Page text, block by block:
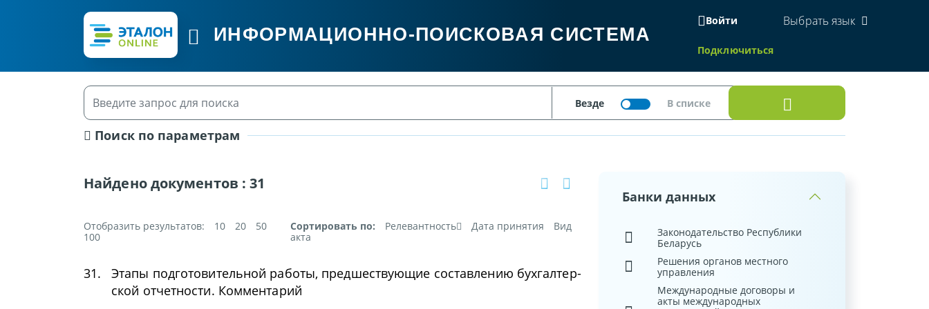
ИНФОРМАЦИОННО-ПОИСКОВАЯ СИСТЕМА
Войти
Подключиться
Выбрать язык
Поиск по параметрам
Найдено документов :31
Отобразить результатов: 10 20
50
100
Сортировать по: Релевантность Дата принятия
Вид
акта
31.
Этапы подготовительной работы, предшествующие составлению бухгалтер-
ской отчетности. Комментарий
Банки данных
Законодательство Республики
Беларусь
Решения органов местного
управления
Международные договоры и
акты международных